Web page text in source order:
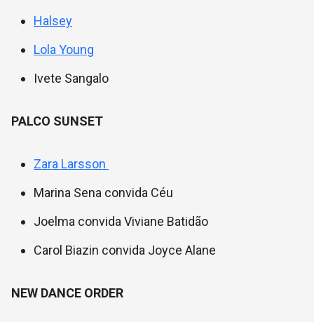
Halsey
Lola Young
Ivete Sangalo
PALCO SUNSET
Zara Larsson
Marina Sena convida Céu
Joelma convida Viviane Batidão
Carol Biazin convida Joyce Alane
NEW DANCE ORDER